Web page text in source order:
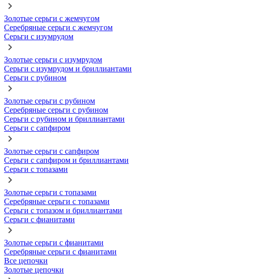
Золотые серьги с жемчугом
Серебряные серьги с жемчугом
Серьги с изумрудом
Золотые серьги с изумрудом
Серьги с изумрудом и бриллиантами
Серьги с рубином
Золотые серьги с рубином
Серебряные серьги с рубином
Серьги с рубином и бриллиантами
Серьги с сапфиром
Золотые серьги с сапфиром
Серьги с сапфиром и бриллиантами
Серьги с топазами
Золотые серьги с топазами
Серебряные серьги с топазами
Серьги с топазом и бриллиантами
Серьги с фианитами
Золотые серьги с фианитами
Серебряные серьги с фианитами
Все цепочки
Золотые цепочки